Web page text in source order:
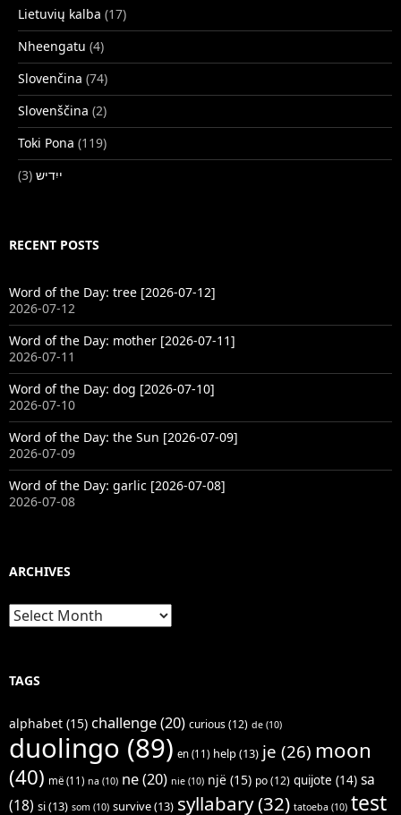
Lietuvių kalba (17)
Nheengatu (4)
Slovenčina (74)
Slovenščina (2)
Toki Pona (119)
ייִדיש (3)
RECENT POSTS
Word of the Day: tree [2026-07-12]
2026-07-12
Word of the Day: mother [2026-07-11]
2026-07-11
Word of the Day: dog [2026-07-10]
2026-07-10
Word of the Day: the Sun [2026-07-09]
2026-07-09
Word of the Day: garlic [2026-07-08]
2026-07-08
ARCHIVES
Archives
TAGS
alphabet (15) challenge(20) curious(12) de (10)
duolingo (89) en (11) help(13) je (26) moon
(40) më (11) na (10) ne(20) nie (10) një (15) po(12) quijote (14) sa
(18) si(13) som (10) survive(13) syllabary(32) tatoeba (10) test